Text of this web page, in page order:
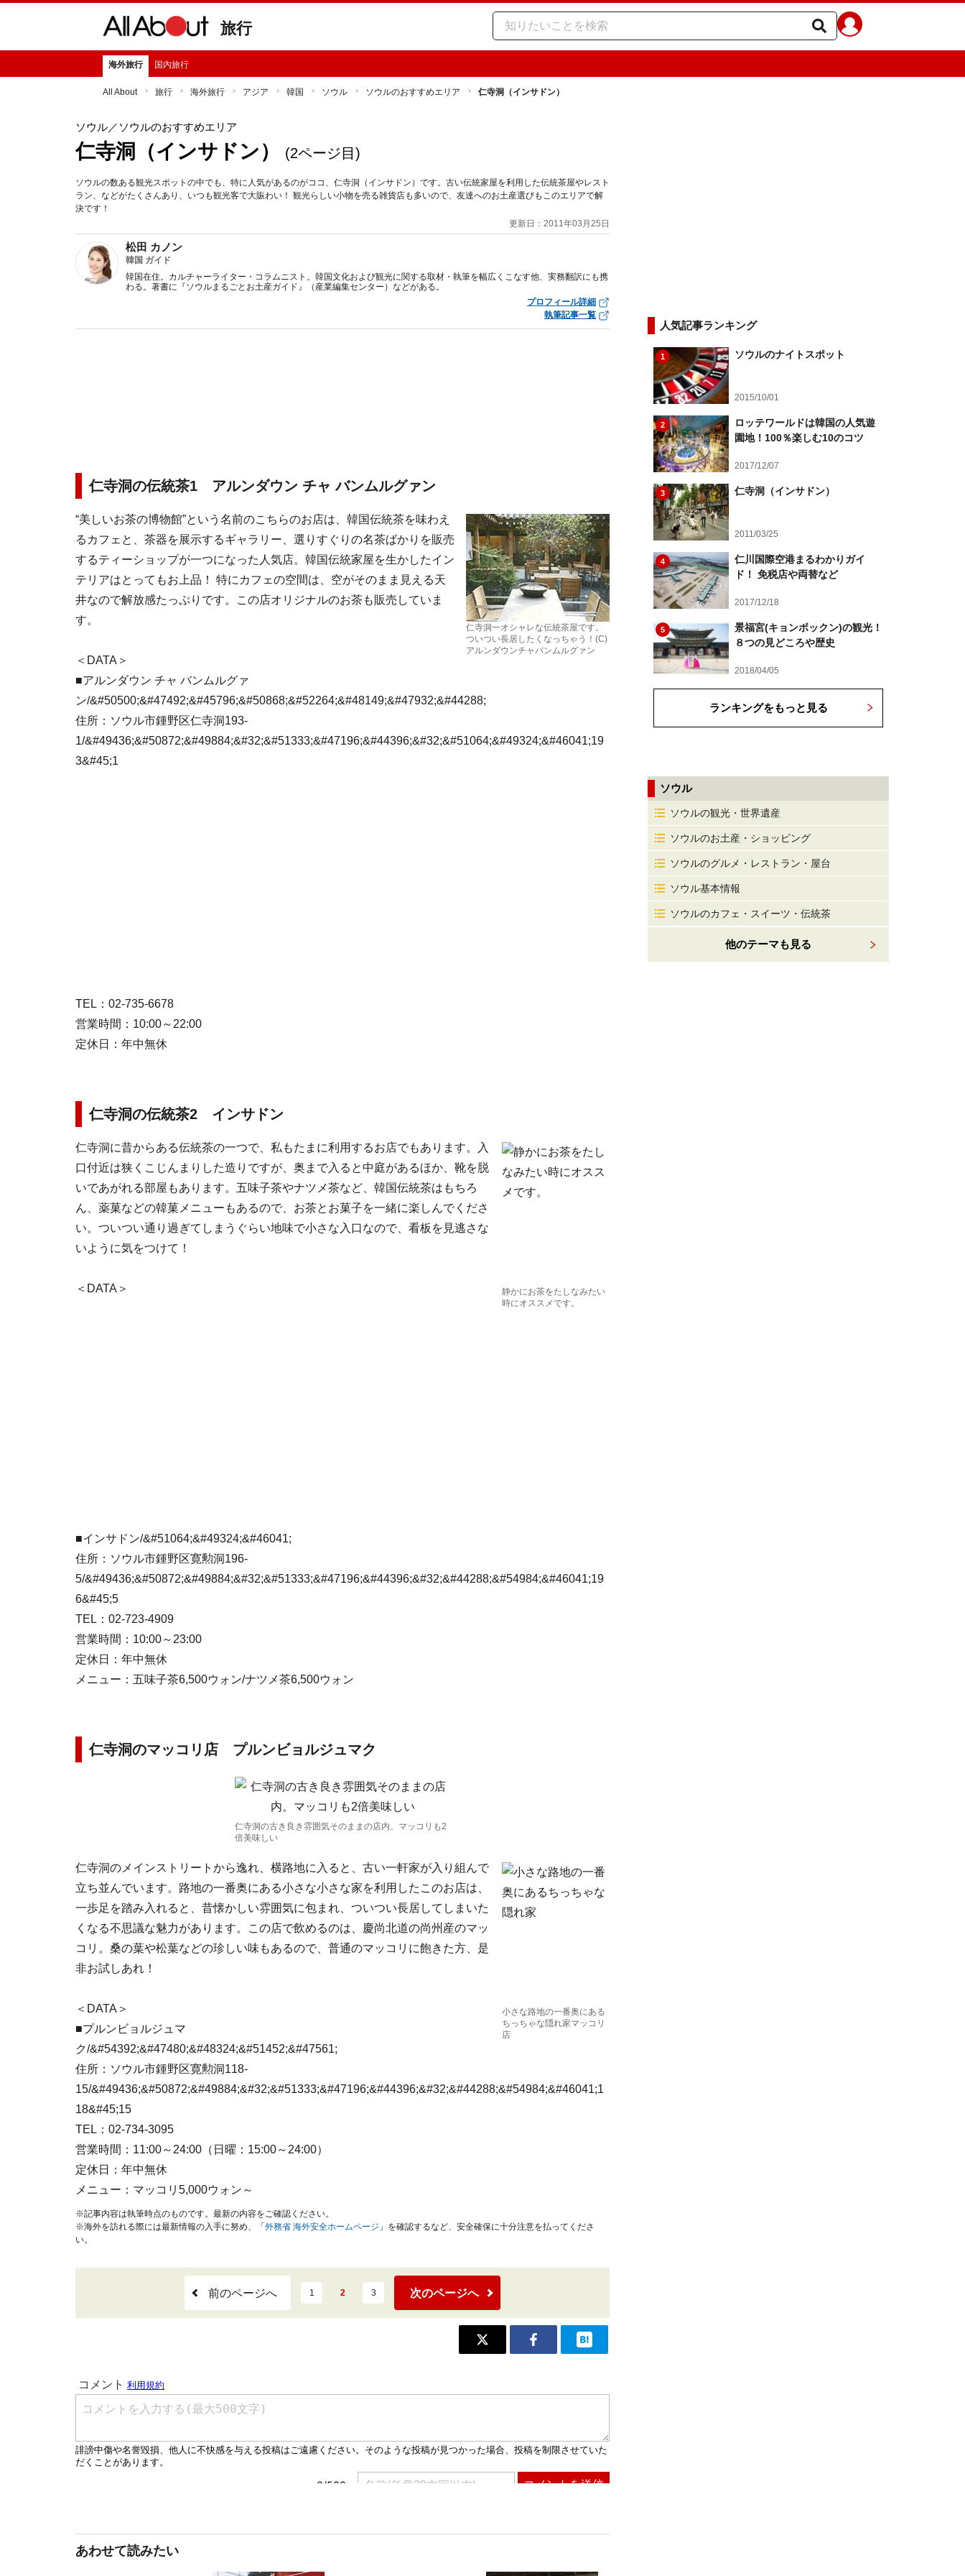
旅行
海外旅行 国内旅行
All About 旅行 海外旅行 アジア 韓国 ソウル ソウルのおすすめエリア 仁寺洞（インサドン）
ソウル／ソウルのおすすめエリア
仁寺洞（インサドン） (2ページ目)
ソウルの数ある観光スポットの中でも、特に人気があるのがココ、仁寺洞（インサドン）です。古い伝統家屋を利用した伝統茶屋やレスト
ラン、などがたくさんあり、いつも観光客で大賑わい！ 観光らしい小物を売る雑貨店も多いので、友達へのお土産選びもこのエリアで解
決です！
更新日：2011年03月25日
松田 カノン
韓国 ガイド
韓国在住。カルチャーライター・コラムニスト。韓国文化および観光に関する取材・執筆を幅広くこなす他、実務翻訳にも携
わる。著書に『ソウルまるごとお土産ガイド』（産業編集センター）などがある。
プロフィール詳細
執筆記事一覧
仁寺洞の伝統茶1 アルンダウン チャ バンムルグァン
仁寺洞一オシャレな伝統茶屋です。
ついつい長居したくなっちゃう！(C)
アルンダウンチャバンムルグァン
“美しいお茶の博物館”という名前のこちらのお店は、韓国伝統茶を味わえ
るカフェと、茶器を展示するギャラリー、選りすぐりの名茶ばかりを販売
するティーショップが一つになった人気店。韓国伝統家屋を生かしたイン
テリアはとってもお上品！ 特にカフェの空間は、空がそのまま見える天
井なので解放感たっぷりです。この店オリジナルのお茶も販売していま
す。
＜DATA＞
■アルンダウン チャ バンムルグァ
ン/&#50500;&#47492;&#45796;&#50868;&#52264;&#48149;&#47932;&#44288;
住所：ソウル市鍾野区仁寺洞193-
1/&#49436;&#50872;&#49884;&#32;&#51333;&#47196;&#44396;&#32;&#51064;&#49324;&#46041;19
3&#45;1
TEL：02-735-6678
営業時間：10:00～22:00
定休日：年中無休
仁寺洞の伝統茶2 インサドン
静かにお茶をたしなみたい
時にオススメです。
仁寺洞に昔からある伝統茶の一つで、私もたまに利用するお店でもあります。入
口付近は狭くこじんまりした造りですが、奥まで入ると中庭があるほか、靴を脱
いであがれる部屋もあります。五味子茶やナツメ茶など、韓国伝統茶はもちろ
ん、薬菓などの韓菓メニューもあるので、お茶とお菓子を一緒に楽しんでくださ
い。ついつい通り過ぎてしまうぐらい地味で小さな入口なので、看板を見逃さな
いように気をつけて！
＜DATA＞
■インサドン/&#51064;&#49324;&#46041;
住所：ソウル市鍾野区寛勲洞196-
5/&#49436;&#50872;&#49884;&#32;&#51333;&#47196;&#44396;&#32;&#44288;&#54984;&#46041;19
6&#45;5
TEL：02-723-4909
営業時間：10:00～23:00
定休日：年中無休
メニュー：五味子茶6,500ウォン/ナツメ茶6,500ウォン
仁寺洞のマッコリ店 プルンビョルジュマク
仁寺洞の古き良き雰囲気そのままの店内。マッコリも2
倍美味しい
小さな路地の一番奥にある
ちっちゃな隠れ家マッコリ
店
仁寺洞のメインストリートから逸れ、横路地に入ると、古い一軒家が入り組んで
立ち並んでいます。路地の一番奥にある小さな小さな家を利用したこのお店は、
一歩足を踏み入れると、昔懐かしい雰囲気に包まれ、ついつい長居してしまいた
くなる不思議な魅力があります。この店で飲めるのは、慶尚北道の尚州産のマッ
コリ。桑の葉や松葉などの珍しい味もあるので、普通のマッコリに飽きた方、是
非お試しあれ！
＜DATA＞
■プルンビョルジュマ
ク/&#54392;&#47480;&#48324;&#51452;&#47561;
住所：ソウル市鍾野区寛勲洞118-
15/&#49436;&#50872;&#49884;&#32;&#51333;&#47196;&#44396;&#32;&#44288;&#54984;&#46041;1
18&#45;15
TEL：02-734-3095
営業時間：11:00～24:00（日曜：15:00～24:00）
定休日：年中無休
メニュー：マッコリ5,000ウォン～
※記事内容は執筆時点のものです。最新の内容をご確認ください。
※海外を訪れる際には最新情報の入手に努め、「 外務省 海外安全ホームページ 」を確認するなど、安全確保に十分注意を払ってくださ
い。
前のページへ 1 2 3 次のページへ
あわせて読みたい
人気記事ランキング
1 ソウルのナイトスポット
2015/10/01
2
ロッテワールドは韓国の人気遊
園地！100％楽しむ10のコツ
2017/12/07
3 仁寺洞（インサドン）
2011/03/25
4
仁川国際空港まるわかりガイ
ド！ 免税店や両替など
2017/12/18
5
景福宮(キョンボックン)の観光！
８つの見どころや歴史
2018/04/05
ランキングをもっと見る
ソウル
ソウルの観光・世界遺産
ソウルのお土産・ショッピング
ソウルのグルメ・レストラン・屋台
ソウル基本情報
ソウルのカフェ・スイーツ・伝統茶
他のテーマも見る